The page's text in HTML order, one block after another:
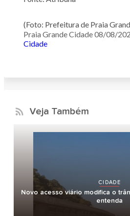
(Foto: Prefeitura de Praia
Praia Grande Cidade08/08/
Cidade
Veja Também
CIDADE
Novo acesso viário modifica o
entenda